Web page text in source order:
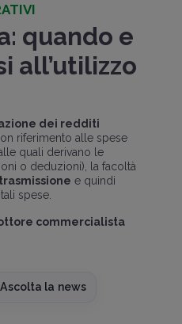
quando e
all’utilizzo
dei redditi
riferimento alle spese
quali derivano le
o deduzioni), la facoltà
e quindi
spese.
commercialista
Ascolta la news